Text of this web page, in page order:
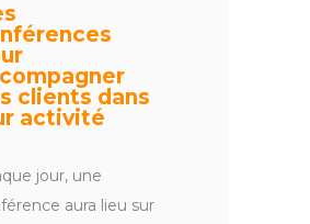
clients dans
activité
jour, une
aura lieu sur